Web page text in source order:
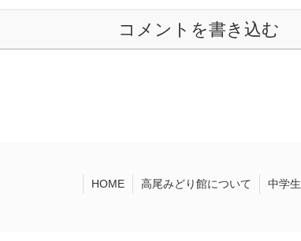
コメントを書き込む
HOME 高尾みどり館について 中学生